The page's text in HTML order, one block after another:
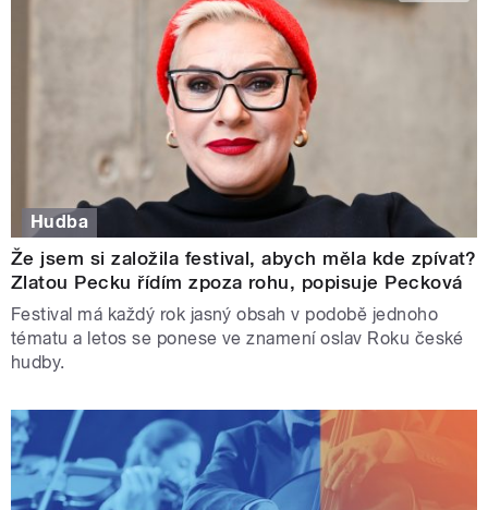
Hudba
Že jsem si založila festival, abych měla kde zpívat?
Zlatou Pecku řídím zpoza rohu, popisuje Pecková
Festival má každý rok jasný obsah v podobě jednoho
tématu a letos se ponese ve znamení oslav Roku české
hudby.